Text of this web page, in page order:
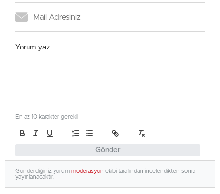
Gönder
En az 10 karakter gerekli
Gönderdiğiniz yorum moderasyon ekibi tarafından incelendikten sonra
yayınlanacaktır.